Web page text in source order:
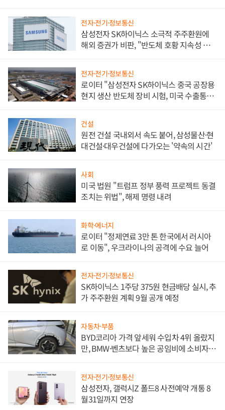
전자·전기·정보통신
삼성전자 SK하이닉스 소극적 주주환원에
해외 증권가 비판, "반도체 호황 지속성 의
전자·전기·정보통신
로이터 "삼성전자 SK하이닉스 중국 공장용
현지 생산 반도체 장비 시험, 미국 수출통제
건설
원전 건설 국내외서 속도 붙어, 삼성물산·현
대건설·대우건설에 다가오는 '약속의 시간'
사회
미국 법원 "트럼프 정부 풍력 프로젝트 동결
조치는 위법", 해제 명령 내려
화학·에너지
로이터 "정제연료 3만 톤 한국에서 러시아
로 이동", 우크라이나의 공격에 수요 늘어
전자·전기·정보통신
SK하이닉스 1주당 375원 현금배당 실시, 추
가 주주환원 계획 9월 공개 예정
자동차·부품
BYD코리아 가격 앞세워 수입차 4위 올랐지
만, BMW·벤츠보다 높은 공임비에 소비자
전자·전기·정보통신
삼성전자, 갤럭시Z 폴드8 사전예약 개통 8
월31일까지 연장